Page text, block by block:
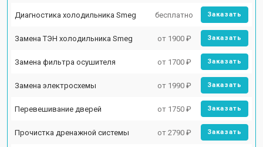
Диагностика холодильника Smeg бесплатно Заказать
Замена ТЭН холодильника Smeg от 1900 ₽ Заказать
Замена фильтра осушителя от 1700 ₽ Заказать
Замена электросхемы от 1990 ₽ Заказать
Перевешивание дверей от 1750 ₽ Заказать
Прочистка дренажной системы от 2790 ₽ Заказать